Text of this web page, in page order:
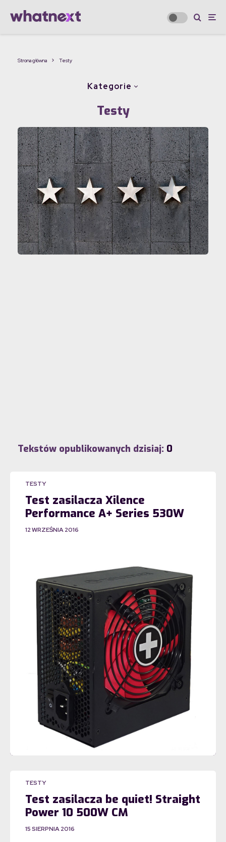
Strona główna Testy
Kategorie
Testy
Tekstów opublikowanych dzisiaj: 0
TESTY
Test zasilacza Xilence
Performance A+ Series 530W
12 WRZEŚNIA 2016
TESTY
Test zasilacza be quiet! Straight
Power 10 500W CM
15 SIERPNIA 2016